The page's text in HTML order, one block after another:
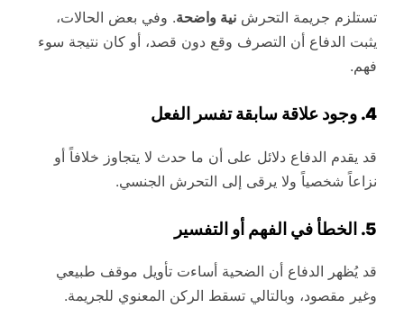
تستلزم جريمة التحرش نية واضحة. وفي بعض الحالات،
يثبت الدفاع أن التصرف وقع دون قصد، أو كان نتيجة سوء
فهم.
4. وجود علاقة سابقة تفسر الفعل
قد يقدم الدفاع دلائل على أن ما حدث لا يتجاوز خلافاً أو
نزاعاً شخصياً ولا يرقى إلى التحرش الجنسي.
5. الخطأ في الفهم أو التفسير
قد يُظهر الدفاع أن الضحية أساءت تأويل موقف طبيعي
وغير مقصود، وبالتالي تسقط الركن المعنوي للجريمة.